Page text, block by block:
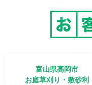
富山県高岡市
お庭草刈り・敷砂利